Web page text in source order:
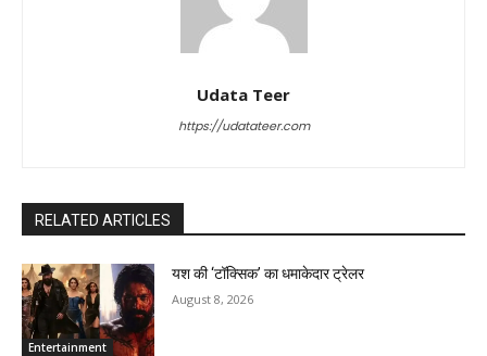
Udata Teer
https://udatateer.com
RELATED ARTICLES
Entertainment
यश की ‘टॉक्सिक’ का धमाकेदार ट्रेलर
August 8, 2026